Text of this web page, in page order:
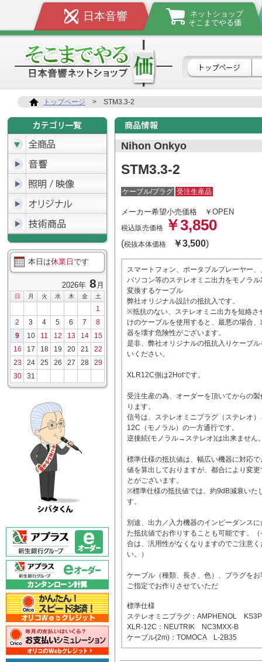
日本音響
ネットショップ
そこまでやる価
トップページ > STM3.3-2
本日は休業日 です
2026年 8 月
日 月 火 水 木 金 土
1
2
3 4 5 6 7
8
9
10 11 12 13 14
15
16
17 18 19 20 21
22
23
24 25 26 27 28
29
30
31
Nihon Onkyo
STM3.3-2
ケーブル/プラグ 受注生産品
メーカー希望小売価格 ￥OPEN
税込販売価格 ￥3,850
(税抜本体価格 ￥3,500)
スマートフォン、ポータブルプレーヤー、
パソコン等のステレオミニ出力をモノラ
変換するケーブル
弊社オリジナル設計の抵抗入です。
※抵抗のない、ステレオミニ出力を短絡さ
けのケーブルを使用すると、最悪の場合、
器を壊す危険性がございます。
是非、弊社オリジナルの抵抗入りケーブル
いください。
XLR12C側は2Hotです。
受注生産の為、オーダーを頂いてからの製
ります。
信号は、ステレオミニプラグ（ステレオ
12C（モノラル）の一方通行です。
逆接続(モノラル→ステレオ)は出来ません
標準仕様の抵抗値は、幅広い機器に対応で
値を算出しておりますが、都合により変更
とがございます。
※標準仕様の抵抗値では、約9dB減衰いた
す。
別途、出力／入力機器のインピーダンスに
た抵抗値でお作りすることも可能です。（
合は、汎用性がなくなりますのでご注意く
い。）
ケーブル（種類、長さ、色）、プラグをお
ご指定でお作りさせていただ
標準仕様
ステレオミニプラグ：AMPHENOL
XLR-12C：NEUTRIK NC3MXX-B
ケーブル(2m)：TOMOCA L-2B35